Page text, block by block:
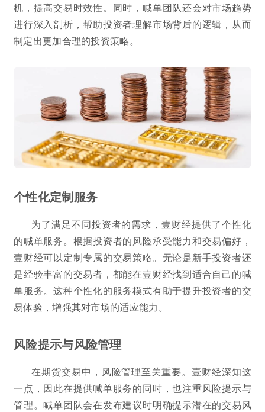
机，提高交易时效性。同时，喊单团队还会对市场趋势
进行深入剖析，帮助投资者理解市场背后的逻辑，从而
制定出更加合理的投资策略。
个性化定制服务
为了满足不同投资者的需求，壹财经提供了个性化
的喊单服务。根据投资者的风险承受能力和交易偏好，
壹财经可以定制专属的交易策略。无论是新手投资者还
是经验丰富的交易者，都能在壹财经找到适合自己的喊
单服务。这种个性化的服务模式有助于提升投资者的交
易体验，增强其对市场的适应能力。
风险提示与风险管理
在期货交易中，风险管理至关重要。壹财经深知这
一点，因此在提供喊单服务的同时，也注重风险提示与
管理。喊单团队会在发布建议时明确提示潜在的交易风